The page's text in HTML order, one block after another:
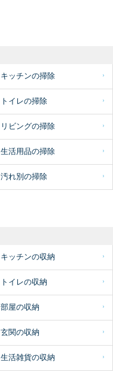
キッチンの掃除
トイレの掃除
リビングの掃除
生活用品の掃除
汚れ別の掃除
キッチンの収納
トイレの収納
部屋の収納
玄関の収納
生活雑貨の収納